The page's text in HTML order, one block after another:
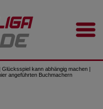
Glücksspiel kann abhängig machen |
angeführten Buchmachern